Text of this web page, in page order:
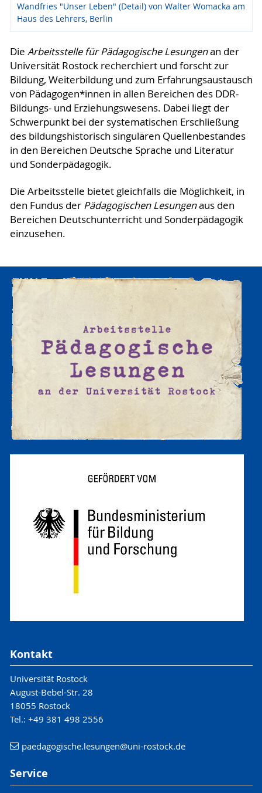
Wandfries "Unser Leben" (Detail) von Walter Womacka am
Haus des Lehrers, Berlin
Die Arbeitsstelle für Pädagogische Lesungenan der
Universität Rostock recherchiert und forscht zur
Bildung, Weiterbildung und zum Erfahrungsaustausch
von Pädagogen*innen in allen Bereichen des DDR-
Bildungs- und Erziehungswesens. Dabei liegt der
Schwerpunkt bei der systematischen Erschließung
des bildungshistorisch singulären Quellenbestandes
in den Bereichen Deutsche Sprache und Literatur
und Sonderpädagogik.
Die Arbeitsstelle bietet gleichfalls die Möglichkeit, in
den Fundus der Pädagogischen Lesungenaus den
Bereichen Deutschunterricht und Sonderpädagogik
einzusehen.
Kontakt
Universität Rostock
August-Bebel-Str. 28
18055 Rostock
Tel.: +49 381 498 2556
paedagogische.lesungen@uni-rostock.de
Service